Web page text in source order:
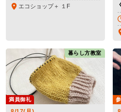
エコショップ＋ １F
暮らし方教室
満員御礼